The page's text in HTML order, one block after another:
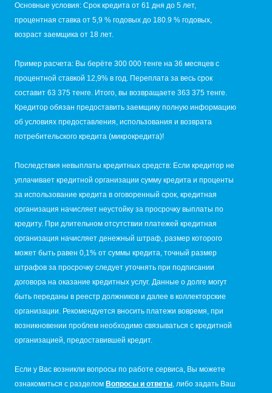
Основные условия: Срок кредита от 61 дня до 5 лет,
процентная ставка от 5,9 % годовых до 180.9 % годовых,
возраст заемщика от 18 лет.
Пример расчета: Вы берёте 300 000 тенге на 36 месяцев с
процентной ставкой 12,9% в год. Переплата за весь срок
составит 63 375 тенге. Итого, вы возвращаете 363 375 тенге.
Кредитор обязан предоставить заемщику полную информацию
об условиях предоставления, использования и возврата
потребительского кредита (микрокредита)!
Последствия невыплаты кредитных средств: Если кредитор не
уплачивает кредитной организации сумму кредита и проценты
за использование кредита в оговоренный срок, кредитная
организация начисляет неустойку за просрочку выплаты по
кредиту. При длительном отсутствии платежей кредитная
организация начисляет денежный штраф, размер которого
может быть равен 0,1% от суммы кредита, точный размер
штрафов за просрочку следует уточнять при подписании
договора на оказание кредитных услуг. Данные о долге могут
быть переданы в реестр должников и далее в коллекторские
организации. Рекомендуется вносить платежи вовремя, при
возникновении проблем необходимо связываться с кредитной
организацией, предоставившей кредит.
Если у Вас возникли вопросы по работе сервиса, Вы можете
ознакомиться с разделом Вопросы и ответы, либо задать Ваш